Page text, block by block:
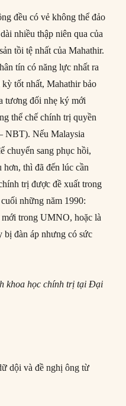
đều có vẻ không thể đảo
nhiều thập niên qua của
tồi tệ nhất của Mahathir.
tín có năng lực nhất ra
tốt nhất, Mahathir bảo
tương đối nhẹ ký mới
thể chế chính trị quyền
NBT). Nếu Malaysia
chuyển sang phục hồi,
hơn, thì đã đến lúc cần
trị được đề xuất trong
cuối những năm 1990:
mới trong UMNO, hoặc là
bị đàn áp nhưng có sức
khoa học chính trị tại Đại
dội và đề nghị ông từ